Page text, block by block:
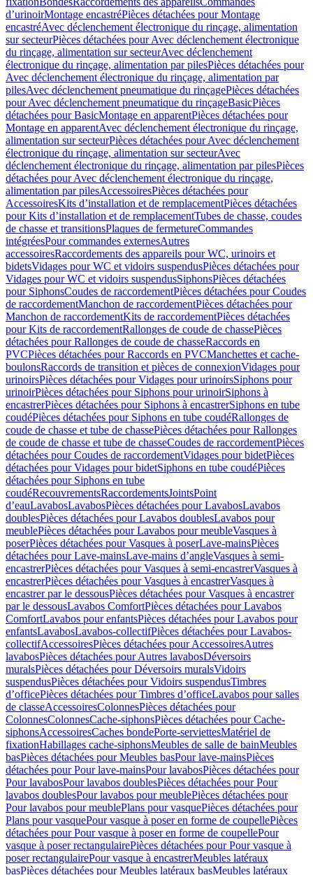
dʼurinoirMontage encastréPièces détachées pour Montage
encastréAvec déclenchement électronique du rinçage, alimentation
sur secteurPièces détachées pour Avec déclenchement électronique
du rinçage, alimentation sur secteurAvec déclenchement
électronique du rinçage, alimentation par pilesPièces détachées pour
Avec déclenchement électronique du rinçage, alimentation par
pilesAvec déclenchement pneumatique du rinçagePièces détachées
pour Avec déclenchement pneumatique du rinçageBasicPièces
détachées pour BasicMontage en apparentPièces détachées pour
Montage en apparentAvec déclenchement électronique du rinçage,
alimentation sur secteurPièces détachées pour Avec déclenchement
électronique du rinçage, alimentation sur secteurAvec
déclenchement électronique du rinçage, alimentation par pilesPièces
détachées pour Avec déclenchement électronique du rinçage,
alimentation par pilesAccessoiresPièces détachées pour
AccessoiresKits d’installation et de remplacementPièces détachées
pour Kits d’installation et de remplacementTubes de chasse, coudes
de chasse et transitionsPlaques de fermetureCommandes
intégréesPour commandes externesAutres
accessoiresRaccordements des appareils pour WC, urinoirs et
bidetsVidages pour WC et vidoirs suspendusPièces détachées pour
Vidages pour WC et vidoirs suspendusSiphonsPièces détachées
pour SiphonsCoudes de raccordementPièces détachées pour Coudes
de raccordementManchon de raccordementPièces détachées pour
Manchon de raccordementKits de raccordementPièces détachées
pour Kits de raccordementRallonges de coude de chassePièces
détachées pour Rallonges de coude de chasseRaccords en
PVCPièces détachées pour Raccords en PVCManchettes et cache-
boulonsRaccords de transition et pièces de connexionVidages pour
urinoirsPièces détachées pour Vidages pour urinoirsSiphons pour
urinoirPièces détachées pour Siphons pour urinoirSiphons à
encastrerPièces détachées pour Siphons à encastrerSiphons en tube
coudéPièces détachées pour Siphons en tube coudéRallonges de
coude de chasse et tube de chassePièces détachées pour Rallonges
de coude de chasse et tube de chasseCoudes de raccordementPièces
détachées pour Coudes de raccordementVidages pour bidetPièces
détachées pour Vidages pour bidetSiphons en tube coudéPièces
détachées pour Siphons en tube
coudéRecouvrementsRaccordementsJointsPoint
d’eauLavabosLavabosPièces détachées pour LavabosLavabos
doublesPièces détachées pour Lavabos doublesLavabos pour
meublePièces détachées pour Lavabos pour meubleVasques à
poserPièces détachées pour Vasques à poserLave-mainsPièces
détachées pour Lave-mainsLave-mains d’angleVasques à semi-
encastrerPièces détachées pour Vasques à semi-encastrerVasques à
encastrerPièces détachées pour Vasques à encastrerVasques à
encastrer par le dessousPièces détachées pour Vasques à encastrer
par le dessousLavabos ComfortPièces détachées pour Lavabos
ComfortLavabos pour enfantsPièces détachées pour Lavabos pour
enfantsLavabosLavabos-collectifPièces détachées pour Lavabos-
collectifAccessoiresPièces détachées pour AccessoiresAutres
lavabosPièces détachées pour Autres lavabosDéversoirs
muralsPièces détachées pour Déversoirs muralsVidoirs
suspendusPièces détachées pour Vidoirs suspendusTimbres
dʼofficePièces détachées pour Timbres dʼofficeLavabos pour salles
de classeAccessoiresColonnesPièces détachées pour
ColonnesColonnesCache-siphonsPièces détachées pour Cache-
siphonsAccessoiresCaches bondePorte-serviettesMatériel de
fixationHabillages cache-siphonsMeubles de salle de bainMeubles
basPièces détachées pour Meubles basPour lave-mainsPièces
détachées pour Pour lave-mainsPour lavabosPièces détachées pour
Pour lavabosPour lavabos doublesPièces détachées pour Pour
lavabos doublesPour lavabos pour meublePièces détachées pour
Pour lavabos pour meublePlans pour vasquePièces détachées pour
Plans pour vasquePour vasque à poser en forme de coupellePièces
détachées pour Pour vasque à poser en forme de coupellePour
vasque à poser rectangulairePièces détachées pour Pour vasque à
poser rectangulairePour vasque à encastrerMeubles latéraux
basPièces détachées pour Meubles latéraux basMeubles latéraux